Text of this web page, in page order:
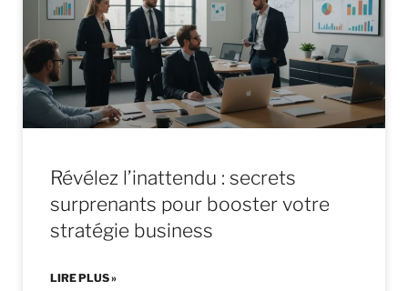
Révélez l’inattendu : secrets
surprenants pour booster votre
stratégie business
LIRE PLUS »